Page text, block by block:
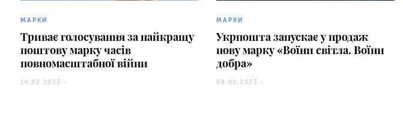
МАРКИ
Триває голосування за найкращу
поштову марку часів
повномасштабної війни
14.02.2023 -
МАРКИ
Укрпошта запускає у продаж
нову марку «Воїни світла. Воїни
добра»
08.02.2023 -